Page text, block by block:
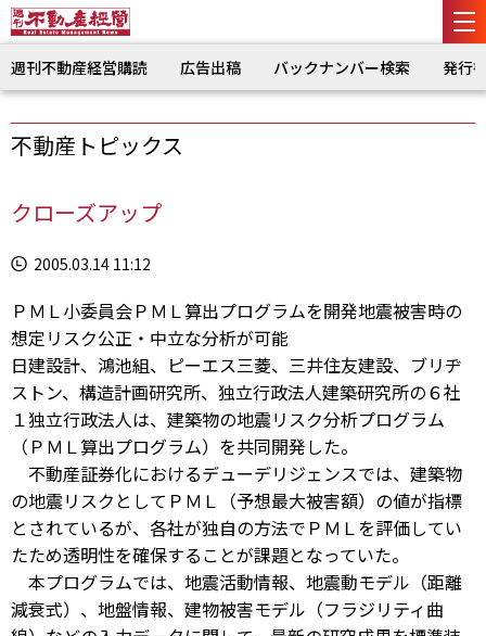
週刊不動産経営購読 広告出稿 バックナンバー検索 発行
不動産トピックス
クローズアップ
2005.03.14 11:12
ＰＭＬ小委員会ＰＭＬ算出プログラムを開発地震被害時の
想定リスク公正・中立な分析が可能
日建設計、鴻池組、ピーエス三菱、三井住友建設、ブリヂ
ストン、構造計画研究所、独立行政法人建築研究所の６社
１独立行政法人は、建築物の地震リスク分析プログラム
（ＰＭＬ算出プログラム）を共同開発した。
不動産証券化におけるデューデリジェンスでは、建築物
の地震リスクとしてＰＭＬ（予想最大被害額）の値が指標
とされているが、各社が独自の方法でＰＭＬを評価してい
たため透明性を確保することが課題となっていた。
本プログラムでは、地震活動情報、地震動モデル（距離
減衰式）、地盤情報、建物被害モデル（フラジリティ曲